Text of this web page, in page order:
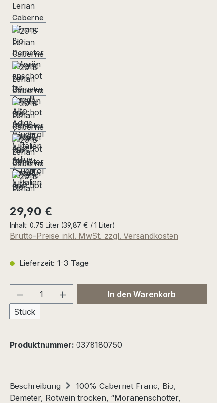
Regulärer Preis:
29,90 €
Inhalt: 0.75 Liter (39,87 € / 1 Liter)
Brutto-Preise inkl. MwSt. zzgl. Versandkosten
Lieferzeit: 1-3 Tage
Produkt Anzahl: Gib den
Stück
In den Warenkorb
Produktnummer: 0378180750
Beschreibung
100% Cabernet Franc, Bio,
Demeter, Rotwein trocken, “Moränenschotter,